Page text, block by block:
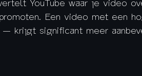
YouTube waar je video
Een video met een
krijgt significant meer